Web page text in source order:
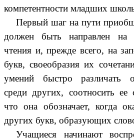
компетентности младших
Первый шаг на пути
должен быть направлен на
чтения и, прежде всего, на
букв, своеобразия их
умений быстро различать
среди других, соотносить ее
что она обозначает, когда
других букв, образующих
Учащиеся начинают